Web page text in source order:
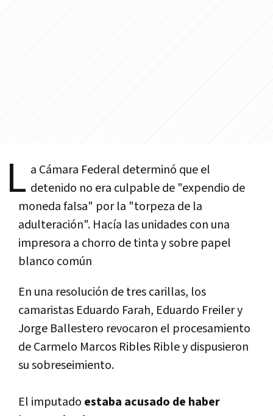
L a Cámara Federal determinó que el
detenido no era culpable de "expendio de
moneda falsa" por la "torpeza de la
adulteración". Hací­a las unidades con una
impresora a chorro de tinta y sobre papel
blanco común
En una resolución de tres carillas, los
camaristas Eduardo Farah, Eduardo Freiler y
Jorge Ballestero revocaron el procesamiento
de Carmelo Marcos Ribles Rible y dispusieron
su sobreseimiento.
El imputado estaba acusado de haber